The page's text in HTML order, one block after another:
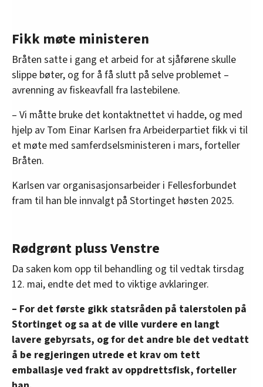
Fikk møte ministeren
Bråten satte i gang et arbeid for at sjåførene skulle
slippe bøter, og for å få slutt på selve problemet –
avrenning av fiskeavfall fra lastebilene.
– Vi måtte bruke det kontaktnettet vi hadde, og med
hjelp av Tom Einar Karlsen fra Arbeiderpartiet fikk vi til
et møte med samferdselsministeren i mars, forteller
Bråten.
Karlsen var organisasjonsarbeider i Fellesforbundet
fram til han ble innvalgt på Stortinget høsten 2025.
Rødgrønt pluss Venstre
Da saken kom opp til behandling og til vedtak tirsdag
12. mai, endte det med to viktige avklaringer.
– For det første gikk statsråden på talerstolen på
Stortinget og sa at de ville vurdere en langt
lavere gebyrsats, og for det andre ble det vedtatt
å be regjeringen utrede et krav om tett
emballasje ved frakt av oppdrettsfisk, forteller